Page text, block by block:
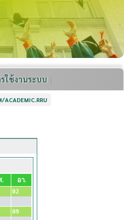
ใช้งานระบบ
ACADEMIC.RRU
.
อา.
02
09